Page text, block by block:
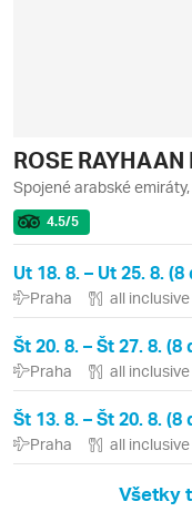
ROSE RAYHAAN
Spojené arabské
4.5/5
Ut 18. 8. – Ut 25. 8. (8
Praha all inclusive
Št 20. 8. – Št 27. 8. (8
Praha all inclusive
Št 13. 8. – Št 20. 8. (8
Praha all inclusive
Všetky